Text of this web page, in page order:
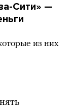
Сити» —
из них